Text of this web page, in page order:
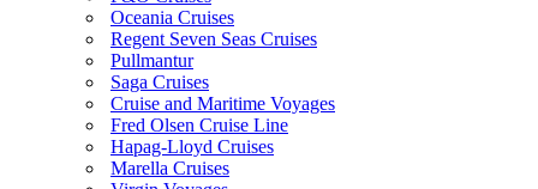
Oceania Cruises
Regent Seven Seas Cruises
Pullmantur
Saga Cruises
Cruise and Maritime Voyages
Fred Olsen Cruise Line
Hapag-Lloyd Cruises
Marella Cruises